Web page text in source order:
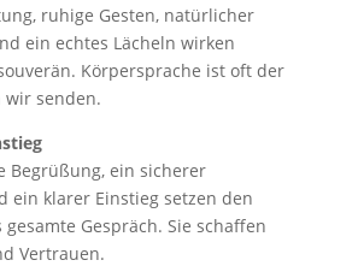
ruhige Gesten, natürlicher
ein echtes Lächeln wirken
Körpersprache ist oft der
wir senden.
Begrüßung, ein sicherer
ein klarer Einstieg setzen den
Gespräch. Sie schaffen
Vertrauen.